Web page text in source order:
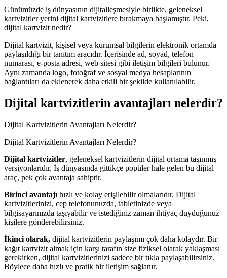
Günümüzde iş dünyasının dijitalleşmesiyle birlikte, geleneksel
kartvizitler yerini dijital kartvizitlere bırakmaya başlamıştır. Peki,
dijital kartvizit nedir?
Dijital kartvizit, kişisel veya kurumsal bilgilerin elektronik ortamda
paylaşıldığı bir tanıtım aracıdır. İçerisinde ad, soyad, telefon
numarası, e-posta adresi, web sitesi gibi iletişim bilgileri bulunur.
Aynı zamanda logo, fotoğraf ve sosyal medya hesaplarının
bağlantıları da eklenerek daha etkili bir şekilde kullanılabilir.
Dijital kartvizitlerin avantajları nelerdir?
Dijital Kartvizitlerin Avantajları Nelerdir?
Dijital Kartvizitlerin Avantajları Nelerdir?
Dijital kartvizitler, geleneksel kartvizitlerin dijital ortama taşınmış
versiyonlarıdır. İş dünyasında gittikçe popüler hale gelen bu dijital
araç, pek çok avantaja sahiptir.
Birinci avantajı hızlı ve kolay erişilebilir olmalarıdır. Dijital
kartvizitlerinizi, cep telefonunuzda, tabletinizde veya
bilgisayarınızda taşıyabilir ve istediğiniz zaman ihtiyaç duyduğunuz
kişilere gönderebilirsiniz.
İkinci olarak, dijital kartvizitlerin paylaşımı çok daha kolaydır. Bir
kağıt kartvizit almak için karşı tarafın size fiziksel olarak yaklaşması
gerekirken, dijital kartvizitlerinizi sadece bir tıkla paylaşabilirsiniz.
Böylece daha hızlı ve pratik bir iletişim sağlanır.